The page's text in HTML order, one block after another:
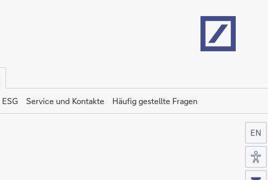
ESG Service und Kontakte Häufig gestellte Fragen
EN